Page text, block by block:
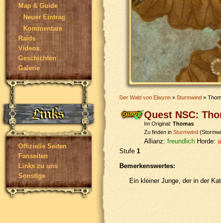
Map & Guide
Neuer Eintrag
Kommentare
Raids
Videos
Geschichten
Galerie
Offizielle Seiten
Fanseiten
Links zu uns
Sonstige
Der Wald von Elwynn » Sturmwind »
Quest NSC:
Im Original: Thomas
Zu finden in Sturmwind
Allianz: freundlich Horde:
Stufe 1
Bemerkenswertes:
Ein kleiner Junge, der in der